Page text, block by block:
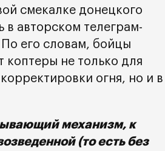
смекалке донецкого
в авторском телеграм-
его словам, бойцы
не только для
огня, но и в
механизм, к
(то есть без